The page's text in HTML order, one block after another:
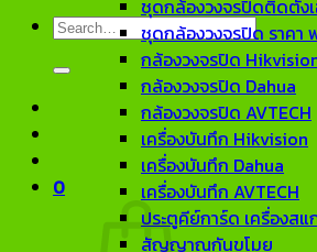
Search
0
ชุดกล้องวงจรปิดติดตั้ง
ชุดกล้องวงจรปิด ราคา
กล้องวงจรปิด
กล้องวงจรปิด Dahua
กล้องวงจรปิด AVTECH
เครื่องบันทึก Hikvision
เครื่องบันทึก Dahua
เครื่องบันทึก AVTECH
ประตูคีย์การ์ด เครื่องส
สัญญาณกันขโมย